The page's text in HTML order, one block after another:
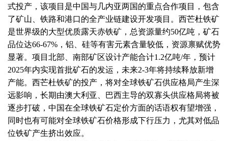
式投产，该项目是中国与几内亚两国的重点合作项目，包含
了矿山、铁路和港口的全产业链建设开发项目。西芒杜铁矿
是世界级的大型优质露天赤铁矿，总资源量约50亿吨，矿石
品位达66-67%，铝、硅等有害元素含量较低，资源禀赋优势
显著。项目北部、南部矿区设计产能合计1.2亿吨/年，预计
2025年内实现首批矿石的发运，未来2-3年将持续释放新增
产能。西芒杜铁矿的投产，将对全球铁矿石供应格局产生深
远影响，长期由澳大利亚、巴西主导的双寡头供应格局将被
逐步打破，中国在全球铁矿石定价方面的话语权有望增强，
同时也有可能对全球铁矿石价格形成下行压力，尤其对低品
位铁矿产生挤出效应。